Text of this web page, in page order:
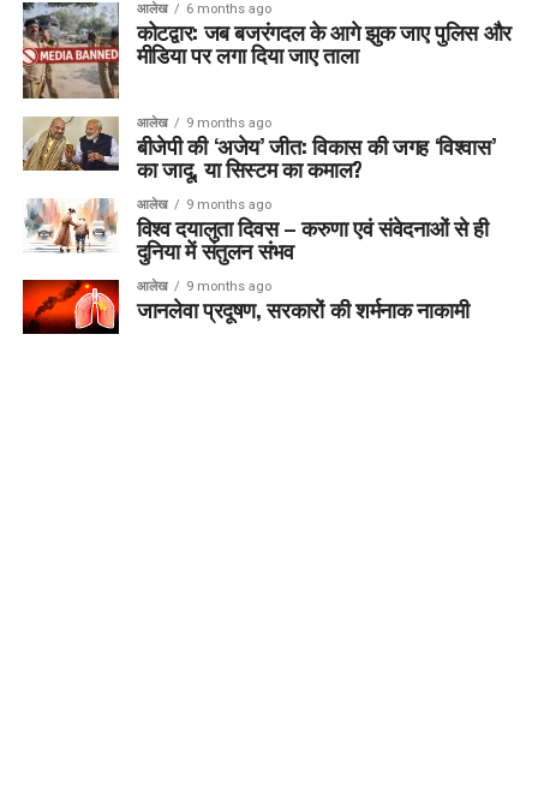
आलेख 6 months ago
कोटद्वार: जब बजरंगदल के आगे झुक जाए पुलिस और
मीडिया पर लगा दिया जाए ताला
आलेख 9 months ago
बीजेपी की ‘अजेय’ जीत: विकास की जगह ‘विश्वास’
का जादू, या सिस्टम का कमाल?
आलेख 9 months ago
विश्व दयालुता दिवस – करुणा एवं संवेदनाओं से ही
दुनिया में संतुलन संभव
आलेख 9 months ago
जानलेवा प्रदूषण, सरकारों की शर्मनाक नाकामी